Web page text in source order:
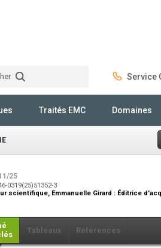
Service
Traités EMC Domaines
25
0319(25)51352-3
scientifique, Emmanuelle Girard : Éditrice
Tableaux Références